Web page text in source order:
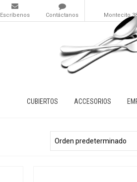
Montecito
Contáctanos
Escríbenos
CUBIERTOS ACCESORIOS